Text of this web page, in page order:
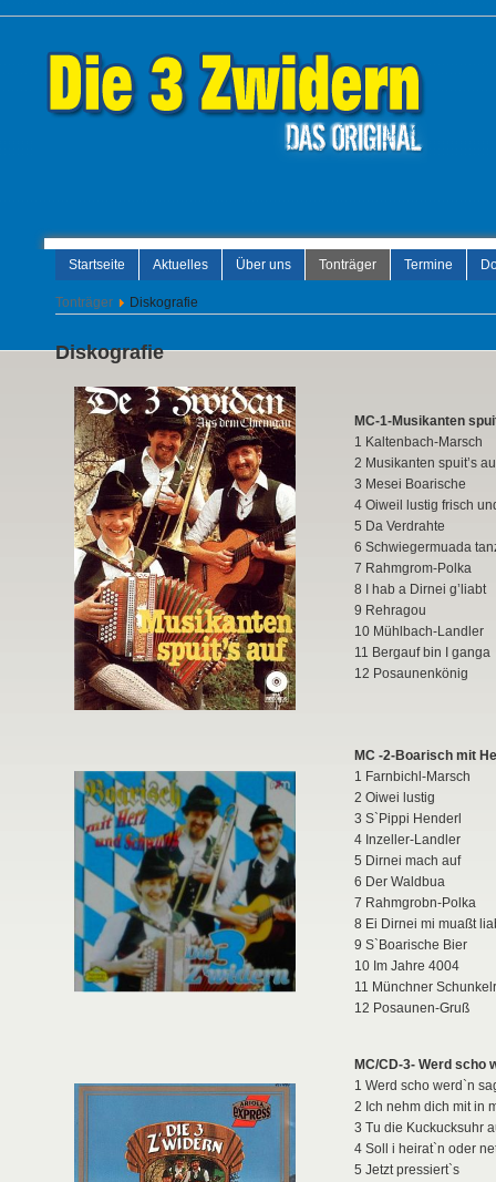
Startseite Aktuelles Über uns Tonträger Termine
Tonträger Diskografie
Diskografie
MC-1-Musikanten
1 Kaltenbach-Marsch
2 Musikanten spuit’s
3 Mesei Boarische
4 Oiweil lustig frisch
5 Da Verdrahte
6 Schwiegermuada
7 Rahmgrom-Polka
8 I hab a Dirnei g’liabt
9 Rehragou
10 Mühlbach-Landler
11 Bergauf bin I ganga
12 Posaunenkönig
MC -2-Boarisch mit
1 Farnbichl-Marsch
2 Oiwei lustig
3 S`Pippi Henderl
4 Inzeller-Landler
5 Dirnei mach auf
6 Der Waldbua
7 Rahmgrobn-Polka
8 Ei Dirnei mi muaßt
9 S`Boarische Bier
10 Im Jahre 4004
11 Münchner
12 Posaunen-Gruß
MC/CD-3- Werd scho
1 Werd scho werd`n
2 Ich nehm dich mit in
3 Tu die Kuckucksuhr
4 Soll i heirat`n oder
5 Jetzt pressiert`s